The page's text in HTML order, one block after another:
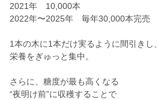
2021年 10,000本
2022年〜2025年 毎年30,000本完売
1本の木に1本だけ実るように間引きし、
栄養をぎゅっと集中。
さらに、糖度が最も高くなる
“夜明け前”に収穫することで